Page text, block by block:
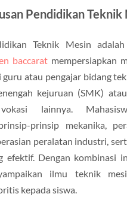
Pendidikan Teknik
Teknik Mesin
baccarat mempersiapkan
atau pengajar bidang
kejuruan (SMK)
lainnya.
prinsip mekanika,
peralatan industri,
efektif. Dengan kombinasi
ilmu teknik
kepada siswa.